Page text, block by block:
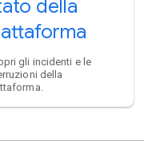
della
gli incidenti e le
della